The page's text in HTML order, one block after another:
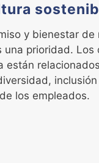
y bienestar de
una prioridad. Los
están
de los empleados.